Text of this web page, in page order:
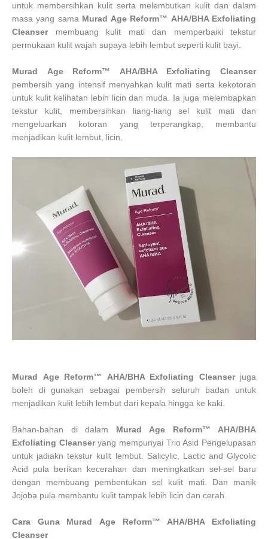
untuk membersihkan kulit serta melembutkan kulit dan dalam
masa yang sama Murad Age Reform™ AHA/BHA Exfoliating
Cleansermembuang kulit mati dan memperbaiki tekstur
permukaan kulit wajah supaya lebih lembut seperti kulit bayi.
Murad Age Reform™ AHA/BHA Exfoliating Cleanser
pembersih yang intensif menyahkan kulit mati serta kekotoran
untuk kulit kelihatan lebih licin dan muda. Ia juga melembapkan
tekstur kulit, membersihkan liang-liang sel kulit mati dan
mengeluarkan kotoran yang terperangkap, membantu
menjadikan kulit lembut, licin.
Murad Age Reform™ AHA/BHA Exfoliating Cleanserjuga
boleh di gunakan sebagai pembersih seluruh badan untuk
menjadikan kulit lebih lembut dari kepala hingga ke kaki.
Bahan-bahan di dalam Murad Age Reform™ AHA/BHA
Exfoliating Cleanseryang mempunyai Trio Asid Pengelupasan
untuk jadiakn tekstur kulit lembut. Salicylic, Lactic and Glycolic
Acid pula berikan kecerahan dan meningkatkan sel-sel baru
dengan membuang pembentukan sel kulit mati. Dan manik
Jojoba pula membantu kulit tampak lebih licin dan cerah.
Cara Guna Murad Age Reform™ AHA/BHA Exfoliating
Cleanser